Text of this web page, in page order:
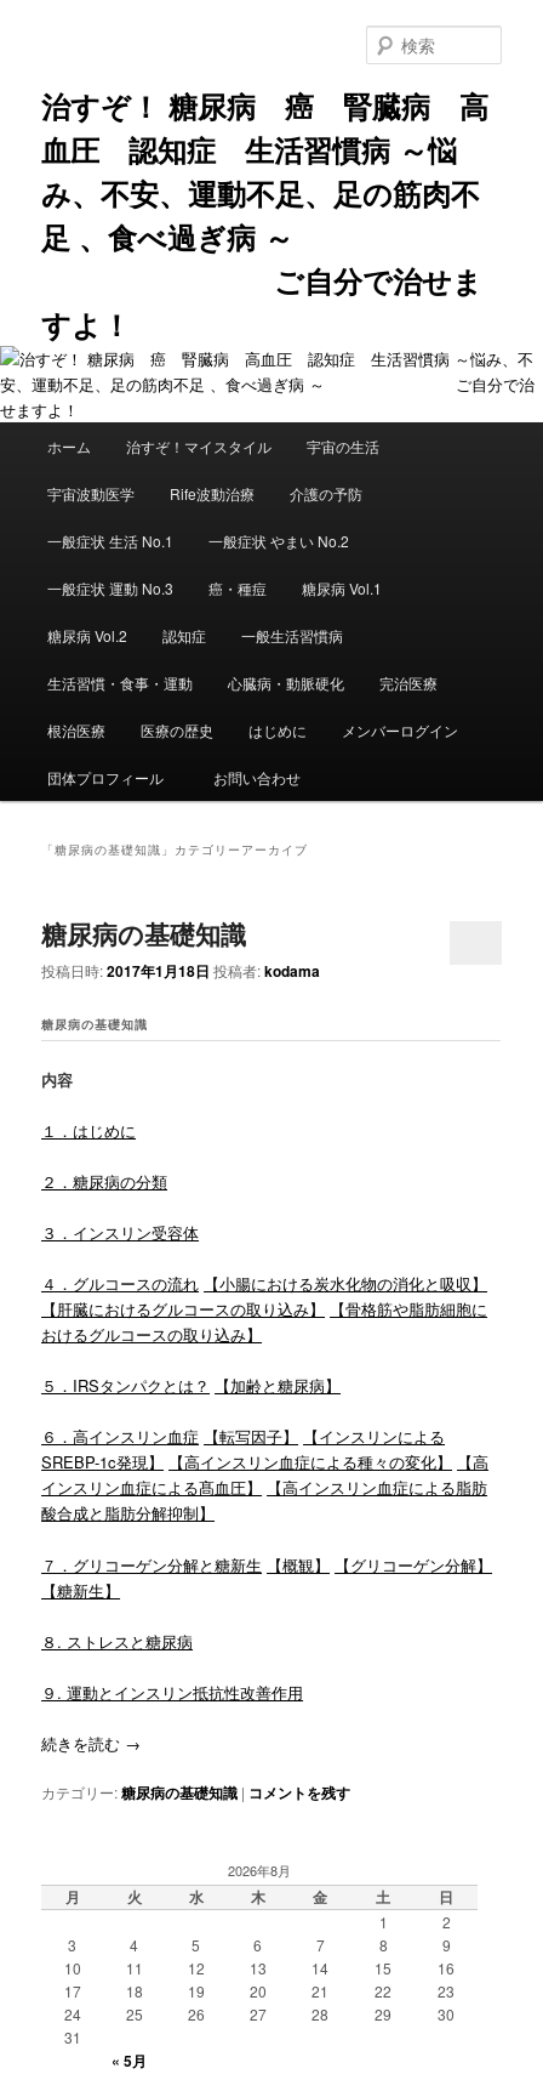
治すぞ！ 糖尿病 癌 腎臓病 高
血圧 認知症 生活習慣病 ～悩
み、不安、運動不足、足の筋肉不
足 、食べ過ぎ病 ～
ご自分で治せま
すよ！
索
ホーム 治すぞ！マイスタイル 宇宙の生活
宇宙波動医学 Rife波動治療 介護の予防
一般症状 生活 No.1 一般症状 やまい No.2
一般症状 運動 No.3 癌・種痘 糖尿病 Vol.1
糖尿病 Vol.2 認知症 一般生活習慣病
生活習慣・食事・運動 心臓病・動脈硬化 完治医療
根治医療 医療の歴史 はじめに メンバーログイン
団体プロフィール お問い合わせ
「糖尿病の基礎知識 」カテゴリーアーカイブ
糖尿病の基礎知識
投稿日時:2017年1月18日 投稿者:kodama
糖尿病の基礎知識
内容
１．はじめに
２．糖尿病の分類
３．インスリン受容体
４．グルコースの流れ
【小腸における炭水化物の消化と吸収】
【肝臓におけるグルコースの取り込み】
【骨格筋や脂肪細胞に
おけるグルコースの取り込み】
５．IRSタンパクとは？ 【加齢と糖尿病】
６．高インスリン血症 【転写因子】
【インスリンによる
SREBP-1c発現】
【高インスリン血症による種々の変化】
【高
インスリン血症による髙血圧】
【高インスリン血症による脂肪
酸合成と脂肪分解抑制】
７．グリコーゲン分解と糖新生 【概観】
【グリコーゲン分解】
【糖新生】
８. ストレスと糖尿病
９. 運動とインスリン抵抗性改善作用
続きを読む →
カテゴリー:糖尿病の基礎知識 | コメントを残す
2026年8月
月 火 水 木 金 土 日
1
2
3
4 5 6 7 8
9
10
11 12 13 14 15
16
17
18 19 20 21 22
23
24
25 26 27 28 29
30
31
« 5月